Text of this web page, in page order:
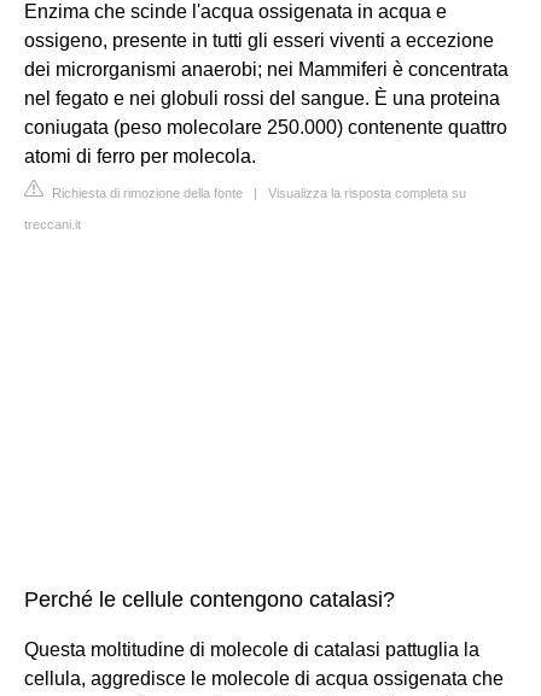
Enzima che scinde l'acqua ossigenata in acqua e
ossigeno, presente in tutti gli esseri viventi a eccezione
dei microrganismi anaerobi; nei Mammiferi è concentrata
nel fegato e nei globuli rossi del sangue. È una proteina
coniugata (peso molecolare 250.000) contenente quattro
atomi di ferro per molecola.
Richiesta di rimozione della fonte | Visualizza la risposta completa su
treccani.it
Perché le cellule contengono catalasi?
Questa moltitudine di molecole di catalasi pattuglia la
cellula, aggredisce le molecole di acqua ossigenata che